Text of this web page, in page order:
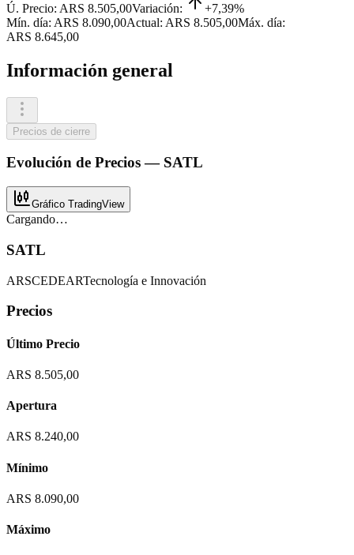
Ú. Precio: ARS 8.505,00Variación:
+7,39%
Mín. día: ARS 8.090,00Actual: ARS 8.505,00Máx. día:
ARS 8.645,00
Información general
Precios de cierre
Evolución de Precios— SATL
Gráfico TradingView
Cargando…
SATL
ARSCEDEARTecnología e Innovación
Precios
Último Precio
ARS 8.505,00
Apertura
ARS 8.240,00
Mínimo
ARS 8.090,00
Máximo